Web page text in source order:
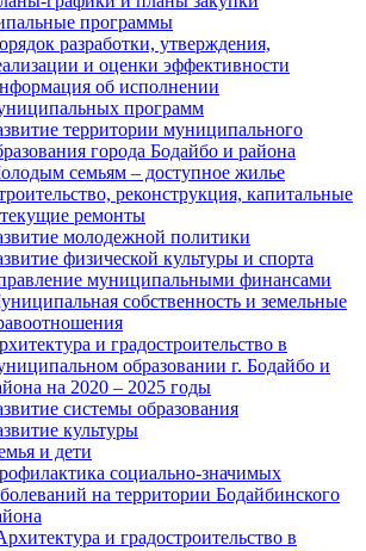
программы
разработки, утверждения,
и оценки эффективности
об исполнении
программ
территории муниципального
города Бодайбо и района
семьям – доступное жилье
реконструкция, капитальные
ремонты
молодежной политики
физической культуры и спорта
муниципальными финансами
собственность и земельные
и градостроительство в
образовании г. Бодайбо и
на 2020 – 2025 годы
системы образования
культуры
и дети
социально-значимых
на территории Бодайбинского
и градостроительство в